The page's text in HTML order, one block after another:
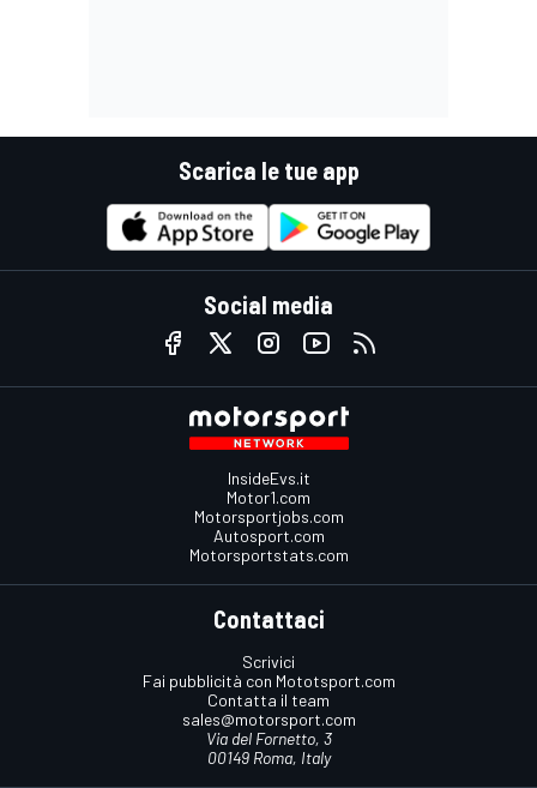
Scarica le tue app
Social media
InsideEvs.it
Motor1.com
Motorsportjobs.com
Autosport.com
Motorsportstats.com
Contattaci
Scrivici
Fai pubblicità con Mototsport.com
Contatta il team
sales@motorsport.com
Via del Fornetto, 3
00149 Roma, Italy